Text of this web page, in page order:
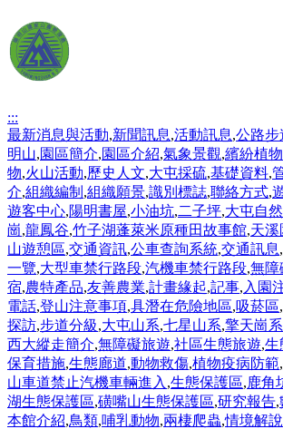
:::
最新消息與活動,新聞訊息,活動訊息,公路步
明山,園區簡介,園區介紹,氣象景觀,繽紛植物
物,火山活動,歷史人文,大屯採硫,基礎資料,
介,組織編制 ,組織願景,識別標誌,聯絡方式,
遊客中心,陽明書屋,小油坑,二子坪,大屯自
崗,龍鳳谷,竹子湖蓬萊米原種田故事館,天溪
山遊憩區,交通資訊,公車查詢系統,交通訊息,
一覽,大型車禁行路段,汽機車禁行路段,無障
宿,農特產品,友善農業,計畫緣起,記事, 入園
電話,登山注意事項,具潛在危險地區,吸菸區,
探訪,步道分級,大屯山系,七星山系,擎天崗系
西大縱走簡介,無障礙旅遊,社區生態旅遊,生
保育措施,生態廊道,動物救傷,植物疫病防範,
山車道禁止汽機車輛進入 ,生態保護區,鹿角
湖生態保護區,磺嘴山生態保護區,研究報告,
本館介紹,鳥類,哺乳動物,兩棲爬蟲,情境解說